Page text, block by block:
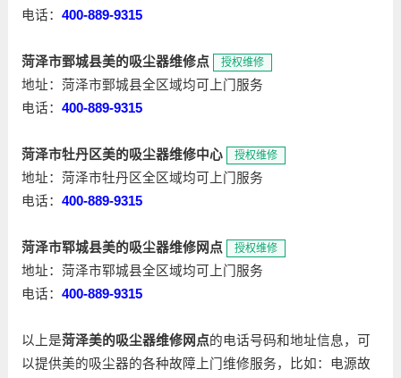
电话： 400-889-9315
菏泽市鄄城县美的吸尘器维修点 授权维修
地址：菏泽市鄄城县全区域均可上门服务
电话： 400-889-9315
菏泽市牡丹区美的吸尘器维修中心 授权维修
地址：菏泽市牡丹区全区域均可上门服务
电话： 400-889-9315
菏泽市郓城县美的吸尘器维修网点 授权维修
地址：菏泽市郓城县全区域均可上门服务
电话： 400-889-9315
以上是菏泽美的吸尘器维修网点的电话号码和地址信息，可
以提供美的吸尘器的各种故障上门维修服务，比如：电源故